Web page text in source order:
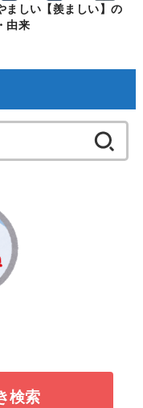
ましい【羨ましい】の
由来
検索